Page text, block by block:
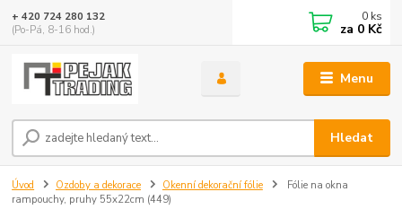
Menu
Hledat
+ 420 724 280 132
(Po-Pá, 8-16 hod.)
0 ks
za 0 Kč
Úvod Ozdoby a dekorace Okenní dekorační fólie
Fólie na okna
rampouchy, pruhy 55x22cm (449)